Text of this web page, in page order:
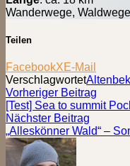
Wanderwege, Waldwege
Teilen
FacebookXE-Mail
Verschlagwortet
Vorheriger Beitrag
[Test] Sea to summit
Nächster Beitrag
Beitrag:
„Alleskönner Wald“ –